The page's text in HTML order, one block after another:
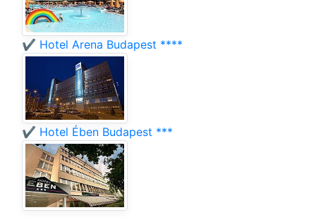
✔️ Hotel Arena Budapest ****
✔️ Hotel Ében Budapest ***